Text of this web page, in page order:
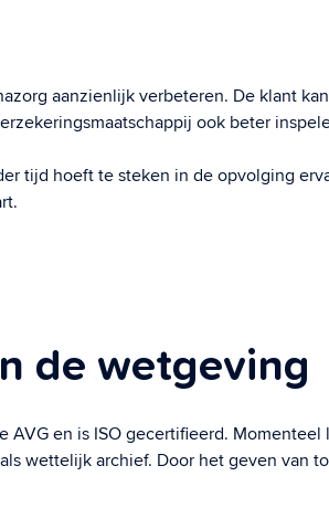
aanzienlijk verbeteren. De klant
ook beter
tijd hoeft te steken in de opvolging
de wetgeving
en is ISO gecertifieerd.
wettelijk archief. Door het geven van